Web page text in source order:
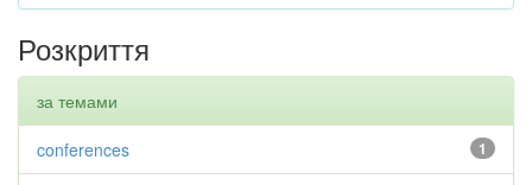
Розкриття
за темами
1
conferences